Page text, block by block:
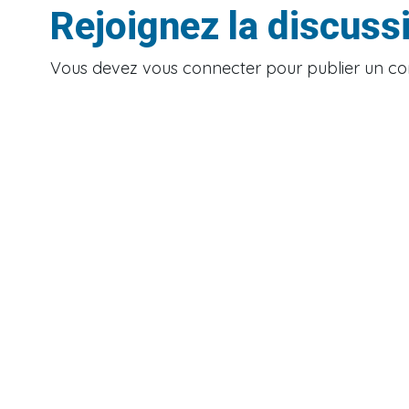
Rejoignez la
Vous devez vous connecter pour publier un